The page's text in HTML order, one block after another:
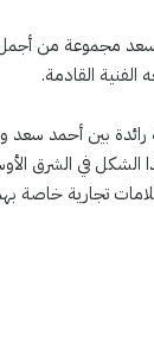
مجموعة من أجمل
الفنية القادمة.
الشكل في الشرق
تجارية خاصة